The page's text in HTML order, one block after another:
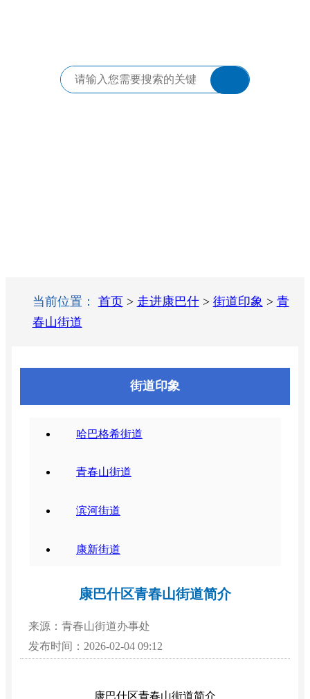
当前位置： 首页 > 走进康巴什> 街道印象 > 青
春山街道
街道印象
哈巴格希街道
青春山街道
滨河街道
康新街道
康巴什区青春山街道简介
来源：青春山街道办事处
发布时间：2026-02-04 09:12
康巴什区青春山街道简介